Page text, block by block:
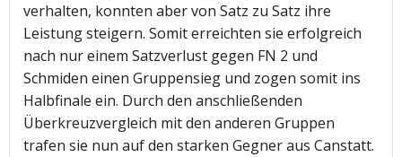
verhalten, konnten aber von Satz zu Satz ihre
Leistung steigern. Somit erreichten sie erfolgreich
nach nur einem Satzverlust gegen FN 2 und
Schmiden einen Gruppensieg und zogen somit ins
Halbfinale ein. Durch den anschließenden
Überkreuzvergleich mit den anderen Gruppen
trafen sie nun auf den starken Gegner aus Canstatt.